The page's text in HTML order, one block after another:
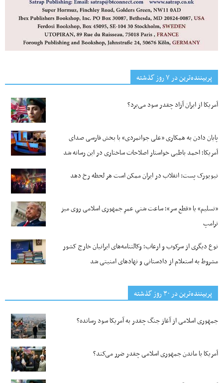
پربیننده‌ترین‌ در ۷ روز گذشته
آمریکا از ایران آزاد چقدر سود می‌برد؟
پایان دادن به همکاری «علی جوانمردی» با بخش فارسی صدای
آمریکا؛ احمد باطبی خواستار اصلاحات ساختاری در این رسانه شد
نیویورک پست: انقلاب در ایران ممکن است هر لحظه رخ دهد
«تسلیم» یا «قطع سر»؛ ساعت شنیِ عمرِ جمهوری اسلامی روی میز
ترامپ
نوع دیگری از سرکوب و ارعاب؛ وکالتنامه‌های ایرانیان خارج کشور
مشروط به استعلام از دادستانی و نهادهای امنیتی شد
پربیننده‌ترین‌ در ۳۰ روز گذشته
جمهوری اسلامی از آغاز جنگ چقدر به آمریکا سود رسانده؟
آمریکا با ماندن جمهوری اسلامی چقدر ضرر می‌کند؟